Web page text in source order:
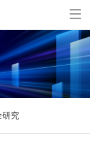

研究